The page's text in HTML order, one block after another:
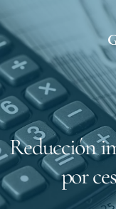
to
content
Reducción
por